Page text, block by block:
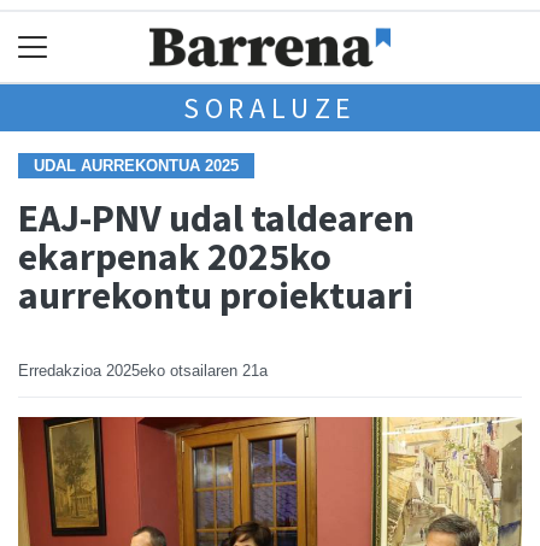
SORALUZE
UDAL AURREKONTUA 2025
EAJ-PNV udal taldearen
ekarpenak 2025ko
aurrekontu proiektuari
Erredakzioa 2025eko otsailaren 21a